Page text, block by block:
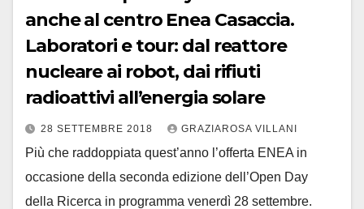
anche al centro Enea Casaccia.
Laboratori e tour: dal reattore
nucleare ai robot, dai rifiuti
radioattivi all’energia solare
28 SETTEMBRE 2018 GRAZIAROSA VILLANI
Più che raddoppiata quest’anno l’offerta ENEA in
occasione della seconda edizione dell’Open Day
della Ricerca in programma venerdì 28 settembre.